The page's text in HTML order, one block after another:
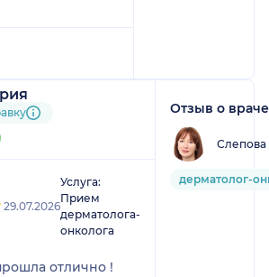
и4 оценки
записей через
29.07.2026
Услуга:
Прием
дерматолога-
онколога
отлично !
Отзыв о враче
Слепова
дерматолог-